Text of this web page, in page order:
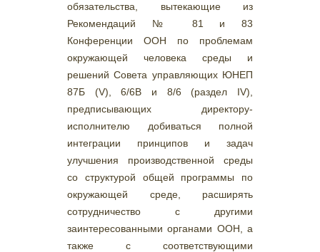
обязательства, вытекающие из
Рекомендаций № 81 и 83
Конференции ООН по проблемам
окружающей человека среды и
решений Совета управляющих ЮНЕП
87Б (V), 6/6В и 8/6 (раздел IV),
предписывающих директору-
исполнителю добиваться полной
интеграции принципов и задач
улучшения производственной среды
со структурой общей программы по
окружающей среде, расширять
сотрудничество с другими
заинтересованными органами ООН, а
также с соответствующими